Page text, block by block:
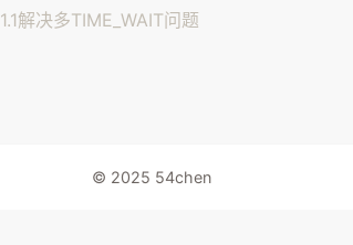
解决多TIME_WAIT问题
© 2025 54chen